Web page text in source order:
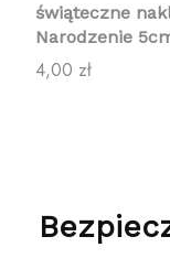
świąteczne
Narodzenie
Cena
4,00 zł